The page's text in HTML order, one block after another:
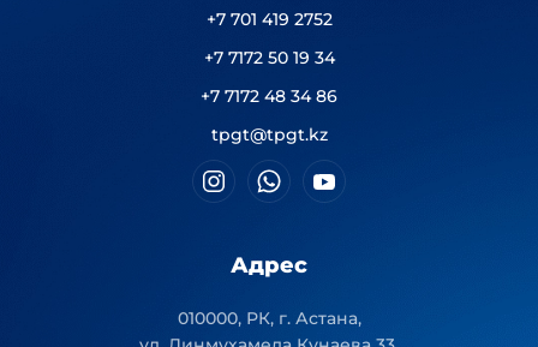
+7 701 419 2752
+7 7172 50 19 34
+7 7172 48 34 86
tpgt@tpgt.kz
Адрес
010000, РК, г. Астана,